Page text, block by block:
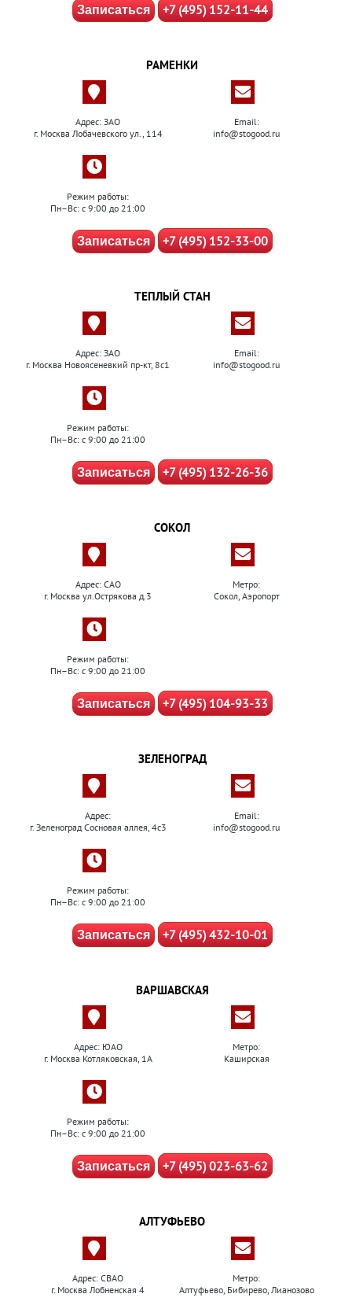
Записаться +7 (495) 152-11-44
РАМЕНКИ
Адрес: ЗАО
г. Москва Лобачевского ул., 114
Email:
info@stogood.ru
Режим работы:
Пн–Вс: с 9:00 до 21:00
Записаться +7 (495) 152-33-00
ТЕПЛЫЙ СТАН
Адрес: ЗАО
г. Москва Новоясеневкий пр-кт, 8с1
Email:
info@stogood.ru
Режим работы:
Пн–Вс: с 9:00 до 21:00
Записаться +7 (495) 132-26-36
СОКОЛ
Адрес: САО
г. Москва ул.Острякова д.3
Метро:
Сокол, Аэропорт
Режим работы:
Пн–Вс: с 9:00 до 21:00
Записаться +7 (495) 104-93-33
ЗЕЛЕНОГРАД
Адрес:
г. Зеленоград Сосновая аллея, 4с3
Email:
info@stogood.ru
Режим работы:
Пн–Вс: с 9:00 до 21:00
Записаться +7 (495) 432-10-01
ВАРШАВСКАЯ
Адрес: ЮАО
г. Москва Котляковская, 1А
Метро:
Каширская
Режим работы:
Пн–Вс: с 9:00 до 21:00
Записаться +7 (495) 023-63-62
АЛТУФЬЕВО
Адрес: СВАО
г. Москва Лобненская 4
Метро:
Алтуфьево, Бибирево, Лианозово